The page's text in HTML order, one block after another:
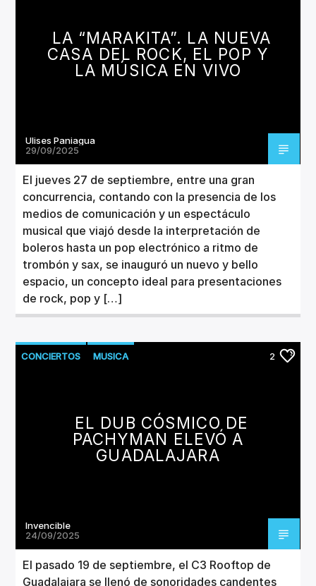
LA “MARAKITA”. LA NUEVA
CASA DEL ROCK, EL POP Y
LA MÚSICA EN VIVO
Ulises Paniagua
29/09/2025
El jueves 27 de septiembre, entre una gran
concurrencia, contando con la presencia de los
medios de comunicación y un espectáculo
musical que viajó desde la interpretación de
boleros hasta un pop electrónico a ritmo de
trombón y sax, se inauguró un nuevo y bello
espacio, un concepto ideal para presentaciones
de rock, pop y […]
CONCIERTOS MUSICA 2
EL DUB CÓSMICO DE
PACHYMAN ELEVÓ A
GUADALAJARA
Invencible
24/09/2025
El pasado 19 de septiembre, el C3 Rooftop de
Guadalajara se llenó de sonoridades candentes